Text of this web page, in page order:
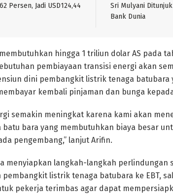
Persen, Jadi USD124,44
Sri Mulyani
Bank Dunia
hingga 1 triliun dolar AS pada
pembiayaan transisi energi akan
dini pembangkit listrik tenaga batubara
kembali pinjaman dan bunga
semakin meningkat karena kami akan
bara yang membutuhkan biaya besar
pengembang,” lanjut Arifin.
menyiapkan langkah-langkah perlindungan
listrik tenaga batubara ke EBT,
pekerja terimbas agar dapat